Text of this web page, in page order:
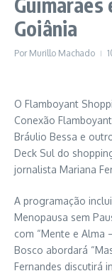
Goiânia
Por Murillo Machado
O Flamboyant
Conexão
Bráulio Bessa e
Deck Sul do
jornalista Mariana
A programação
Menopausa sem
com “Mente e Alma
Bosco abordará
Fernandes discutirá